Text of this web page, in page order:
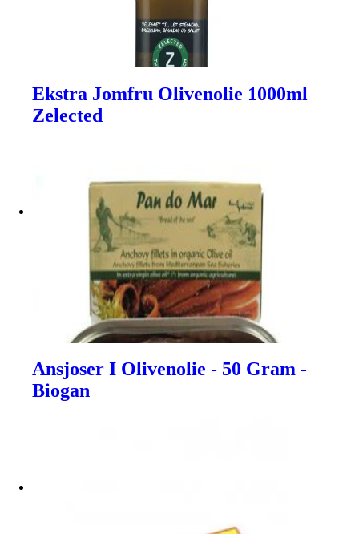
Ekstra Jomfru Olivenolie 1000ml
Zelected
Ansjoser I Olivenolie - 50 Gram -
Biogan